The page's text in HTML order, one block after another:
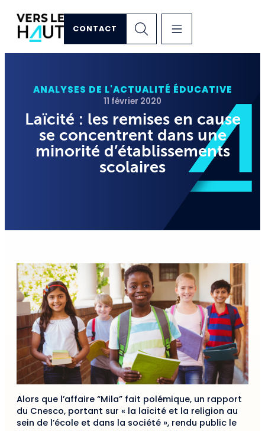
CONTACT
ANALYSES DE L'ACTUALITÉ ÉDUCATIVE
11 février 2020
Laïcité : les remises en cause
se concentrent dans une
minorité d’établissements
scolaires
Alors que l’affaire “Mila” fait polémique, un rapport
du Cnesco, portant sur « la laïcité et la religion au
sein de l’école et dans la société », rendu public le